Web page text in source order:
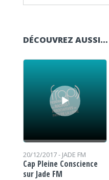
DÉCOUVREZ AUSSI…
Lecteur audio
20/12/2017 - JADE FM
Cap Pleine Conscience
sur Jade FM